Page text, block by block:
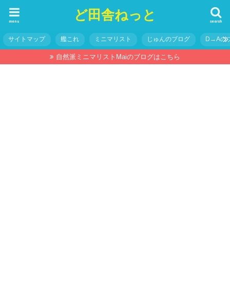
ど田舎ねっと search
menu
サイトマップ 艦これ ミニマリスト じゅんのブログ D→Aの
自然派ミニマリストMaiのブログはこちら